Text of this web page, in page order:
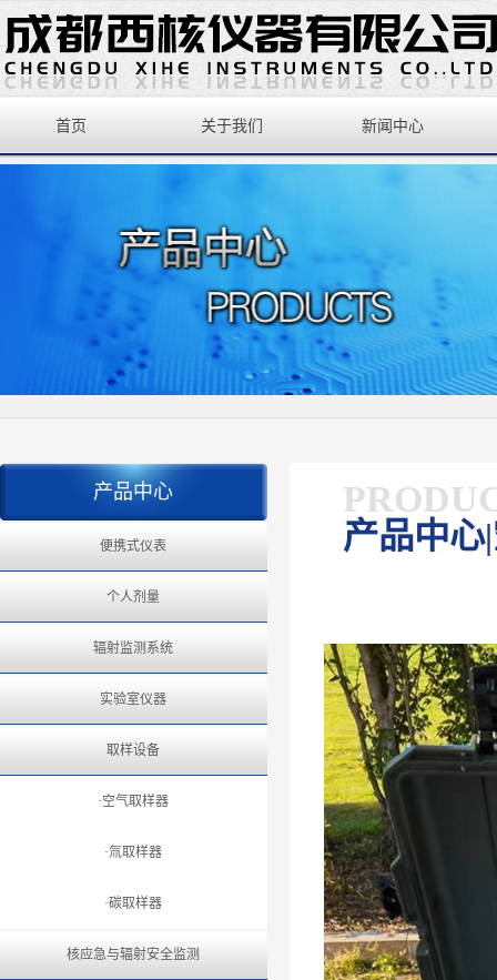
首页 关于我们 新闻中心
产品中心
便携式仪表
个人剂量
辐射监测系统
实验室仪器
取样设备
·空气取样器
·氚取样器
·碳取样器
核应急与辐射安全监测
产品中心